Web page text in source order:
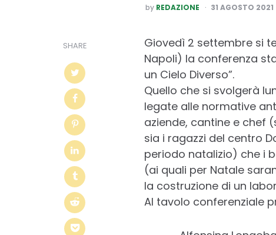
POSTED
BY
by REDAZIONE 31 AGOSTO 2021
SHARE
Giovedì 2 settembre si
Napoli) la conferenza
un Cielo Diverso”.
Quello che si svolgerà
legate alle normative
aziende, cantine e chef
sia i ragazzi del centro
periodo natalizio) che i
(ai quali per Natale
la costruzione di un
Al tavolo conferenziale